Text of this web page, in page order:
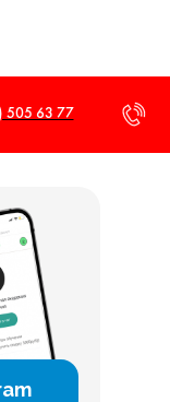
63 77